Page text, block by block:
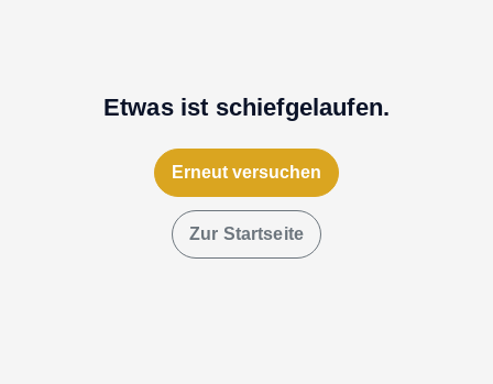
Etwas ist schiefgelaufen.
Erneut versuchen
Zur Startseite